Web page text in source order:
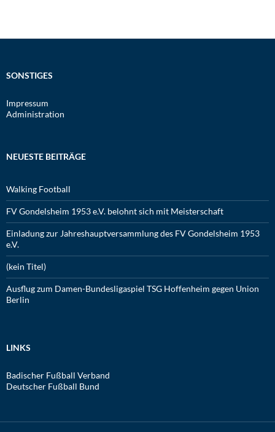
SONSTIGES
Impressum
Administration
NEUESTE BEITRÄGE
Walking Football
FV Gondelsheim 1953 e.V. belohnt sich mit Meisterschaft
Einladung zur Jahreshauptversammlung des FV Gondelsheim 1953
e.V.
(kein Titel)
Ausflug zum Damen-Bundesligaspiel TSG Hoffenheim gegen Union
Berlin
LINKS
Badischer Fußball Verband
Deutscher Fußball Bund